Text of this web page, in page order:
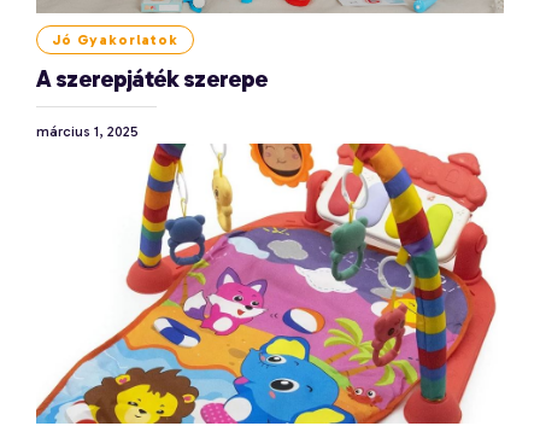
Jó Gyakorlatok
A szerepjáték szerepe
március 1, 2025